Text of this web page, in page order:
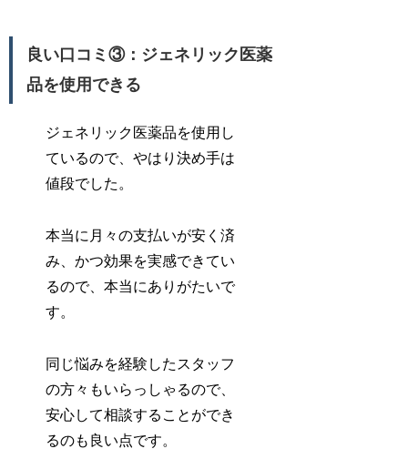
良い口コミ③：ジェネリック医薬
品を使用できる
ジェネリック医薬品を使用し
ているので、やはり決め手は
値段でした。
本当に月々の支払いが安く済
み、かつ効果を実感できてい
るので、本当にありがたいで
す。
同じ悩みを経験したスタッフ
の方々もいらっしゃるので、
安心して相談することができ
るのも良い点です。